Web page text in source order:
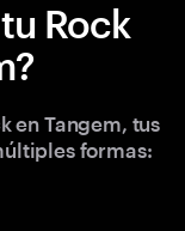
Rock
en Tangem, tus
formas: